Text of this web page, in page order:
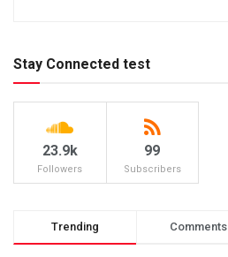
Stay Connected test
23.9k
Followers
99
Subscribers
Trending Comments